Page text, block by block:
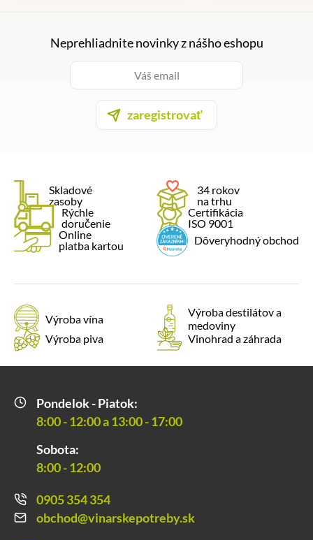
Neprehliadnite novinky z nášho eshopu
zaregistrovať
Skladové
zasoby
34 rokov
na trhu
Rýchle
doručenie
Certifikácia
ISO 9001
Online
platba kartou
Dôveryhodný obchod
Výroba vína
Výroba destilátov a
medoviny
Výroba piva
Vinohrad a záhrada
Pondelok - Piatok:
8:00 - 12:00 a 13:00 - 17:00
Sobota:
8:00 - 12:00
0905 354 354
obchod@vinarskepotreby.sk